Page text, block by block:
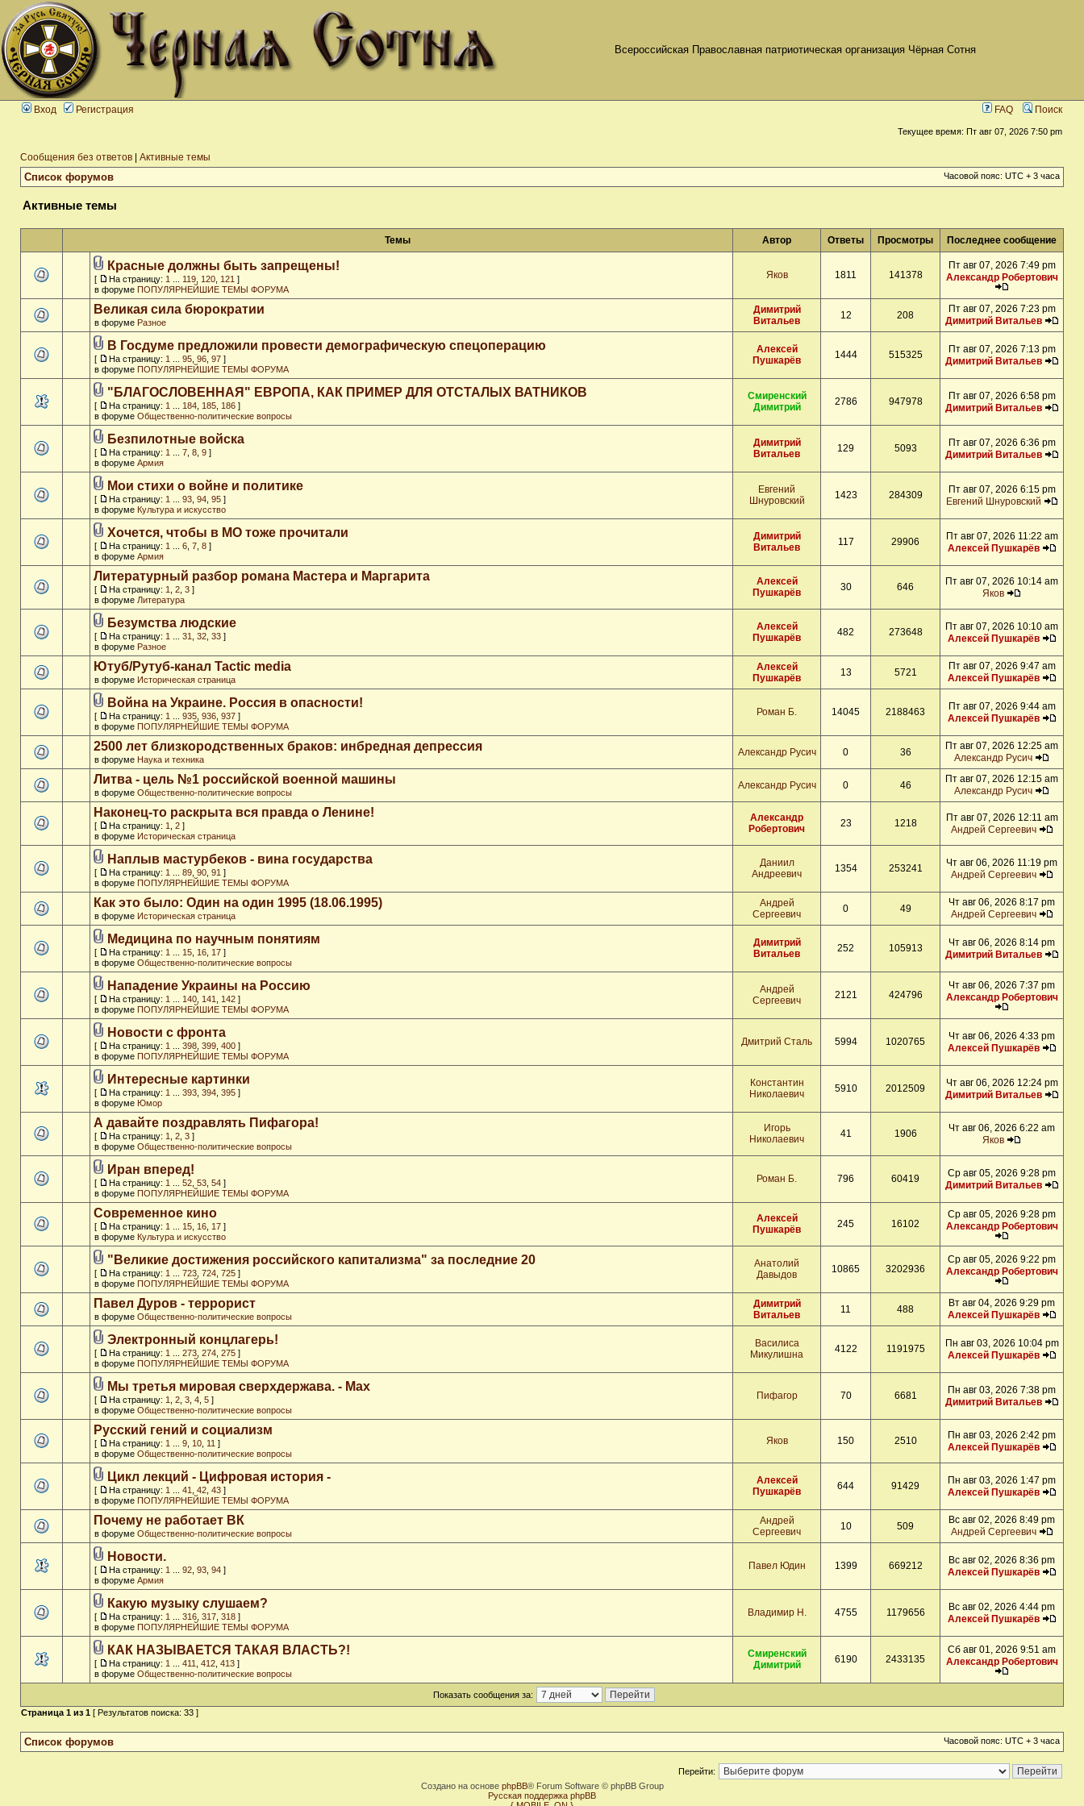
Всероссийская Православная патриотическая организация Чёрная Сотня
Вход Регистрация FAQ Поиск
Текущее время: Пт авг 07, 2026 7:50 pm
Сообщения без ответов Активные темы
Список форумов Часовой пояс: UTC + 3 часа
Активные темы
Темы Автор Ответы Просмотры Последнее сообщение
Красные должны быть запрещены!
[ На страницу: 1 119 120 121 ]
в форуме ПОПУЛЯРНЕЙШИЕ ТЕМЫ ФОРУМА
Яков 1811 141378
Пт авг 07, 2026 7:49 pm
Александр Робертович
Великая сила бюрократии
в форуме Разное
Димитрий
Витальев
12 208
Пт авг 07, 2026 7:23 pm
Димитрий Витальев
В Госдуме предложили провести демографическую спецоперацию
[ На страницу: 1 95 96 97 ]
в форуме ПОПУЛЯРНЕЙШИЕ ТЕМЫ ФОРУМА
Алексей
Пушкарёв
1444 515325
Пт авг 07, 2026 7:13 pm
Димитрий Витальев
"БЛАГОСЛОВЕННАЯ" ЕВРОПА, КАК ПРИМЕР ДЛЯ ОТСТАЛЫХ ВАТНИКОВ
[ На страницу: 1 184 185 186 ]
в форуме Общественно-политические вопросы
Смиренский
Димитрий
2786 947978
Пт авг 07, 2026 6:58 pm
Димитрий Витальев
Безпилотные войска
[ На страницу: 1 7 8 9 ]
в форуме Армия
Димитрий
Витальев
129 5093
Пт авг 07, 2026 6:36 pm
Димитрий Витальев
Мои стихи о войне и политике
[ На страницу: 1 93 94 95 ]
в форуме Культура и искусство
Евгений
Шнуровский
1423 284309
Пт авг 07, 2026 6:15 pm
Евгений Шнуровский
Хочется, чтобы в МО тоже прочитали
[ На страницу: 1 6 7 8 ]
в форуме Армия
Димитрий
Витальев
117 29906
Пт авг 07, 2026 11:22 am
Алексей Пушкарёв
Литературный разбор романа Мастера и Маргарита
[ На страницу: 1 2 3 ]
в форуме Литература
Алексей
Пушкарёв
30 646
Пт авг 07, 2026 10:14 am
Яков
Безумства людские
[ На страницу: 1 31 32 33 ]
в форуме Разное
Алексей
Пушкарёв
482 273648
Пт авг 07, 2026 10:10 am
Алексей Пушкарёв
Ютуб/Рутуб-канал Tactic media
в форуме Историческая страница
Алексей
Пушкарёв
13 5721
Пт авг 07, 2026 9:47 am
Алексей Пушкарёв
Война на Украине. Россия в опасности!
[ На страницу: 1 935 936 937 ]
в форуме ПОПУЛЯРНЕЙШИЕ ТЕМЫ ФОРУМА
Роман Б. 14045 2188463
Пт авг 07, 2026 9:44 am
Алексей Пушкарёв
2500 лет близкородственных браков: инбредная депрессия
в форуме Наука и техника
Александр Русич 0 36
Пт авг 07, 2026 12:25 am
Александр Русич
Литва - цель №1 российской военной машины
в форуме Общественно-политические вопросы
Александр Русич 0 46
Пт авг 07, 2026 12:15 am
Александр Русич
Наконец-то раскрыта вся правда о Ленине!
[ На страницу: 1 2 ]
в форуме Историческая страница
Александр
Робертович
23 1218
Пт авг 07, 2026 12:11 am
Андрей Сергеевич
Наплыв мастурбеков - вина государства
[ На страницу: 1 89 90 91 ]
в форуме ПОПУЛЯРНЕЙШИЕ ТЕМЫ ФОРУМА
Даниил
Андреевич
1354 253241
Чт авг 06, 2026 11:19 pm
Андрей Сергеевич
Как это было: Один на один 1995 (18.06.1995)
в форуме Историческая страница
Андрей
Сергеевич
0 49
Чт авг 06, 2026 8:17 pm
Андрей Сергеевич
Медицина по научным понятиям
[ На страницу: 1 15 16 17 ]
в форуме Общественно-политические вопросы
Димитрий
Витальев
252 105913
Чт авг 06, 2026 8:14 pm
Димитрий Витальев
Нападение Украины на Россию
[ На страницу: 1 140 141 142 ]
в форуме ПОПУЛЯРНЕЙШИЕ ТЕМЫ ФОРУМА
Андрей
Сергеевич
2121 424796
Чт авг 06, 2026 7:37 pm
Александр Робертович
Новости с фронта
[ На страницу: 1 398 399 400 ]
в форуме ПОПУЛЯРНЕЙШИЕ ТЕМЫ ФОРУМА
Дмитрий Сталь 5994 1020765
Чт авг 06, 2026 4:33 pm
Алексей Пушкарёв
Интересные картинки
[ На страницу: 1 393 394 395 ]
в форуме Юмор
Константин
Николаевич
5910 2012509
Чт авг 06, 2026 12:24 pm
Димитрий Витальев
А давайте поздравлять Пифагора!
[ На страницу: 1 2 3 ]
в форуме Общественно-политические вопросы
Игорь
Николаевич
41 1906
Чт авг 06, 2026 6:22 am
Яков
Иран вперед!
[ На страницу: 1 52 53 54 ]
в форуме ПОПУЛЯРНЕЙШИЕ ТЕМЫ ФОРУМА
Роман Б. 796 60419
Ср авг 05, 2026 9:28 pm
Димитрий Витальев
Современное кино
[ На страницу: 1 15 16 17 ]
в форуме Культура и искусство
Алексей
Пушкарёв
245 16102
Ср авг 05, 2026 9:28 pm
Александр Робертович
"Великие достижения российского капитализма" за последние 20
[ На страницу: 1 723 724 725 ]
в форуме ПОПУЛЯРНЕЙШИЕ ТЕМЫ ФОРУМА
Анатолий
Давыдов
10865 3202936
Ср авг 05, 2026 9:22 pm
Александр Робертович
Павел Дуров - террорист
в форуме Общественно-политические вопросы
Димитрий
Витальев
11 488
Вт авг 04, 2026 9:29 pm
Алексей Пушкарёв
Электронный концлагерь!
[ На страницу: 1 273 274 275 ]
в форуме ПОПУЛЯРНЕЙШИЕ ТЕМЫ ФОРУМА
Василиса
Микулишна
4122 1191975
Пн авг 03, 2026 10:04 pm
Алексей Пушкарёв
Мы третья мировая сверхдержава. - Max
[ На страницу: 1 2 3 4 5 ]
в форуме Общественно-политические вопросы
Пифагор 70 6681
Пн авг 03, 2026 7:38 pm
Димитрий Витальев
Русский гений и социализм
[ На страницу: 1 9 10 11 ]
в форуме Общественно-политические вопросы
Яков 150 2510
Пн авг 03, 2026 2:42 pm
Алексей Пушкарёв
Цикл лекций - Цифровая история -
[ На страницу: 1 41 42 43 ]
в форуме ПОПУЛЯРНЕЙШИЕ ТЕМЫ ФОРУМА
Алексей
Пушкарёв
644 91429
Пн авг 03, 2026 1:47 pm
Алексей Пушкарёв
Почему не работает ВК
в форуме Общественно-политические вопросы
Андрей
Сергеевич
10 509
Вс авг 02, 2026 8:49 pm
Андрей Сергеевич
Новости.
[ На страницу: 1 92 93 94 ]
в форуме Армия
Павел Юдин 1399 669212
Вс авг 02, 2026 8:36 pm
Алексей Пушкарёв
Какую музыку слушаем?
[ На страницу: 1 316 317 318 ]
в форуме ПОПУЛЯРНЕЙШИЕ ТЕМЫ ФОРУМА
Владимир Н. 4755 1179656
Вс авг 02, 2026 4:44 pm
Алексей Пушкарёв
КАК НАЗЫВАЕТСЯ ТАКАЯ ВЛАСТЬ?!
[ На страницу: 1 411 412 413 ]
в форуме Общественно-политические вопросы
Смиренский
Димитрий
6190 2433135
Сб авг 01, 2026 9:51 am
Александр Робертович
Показать сообщения за:
Страница 1 из 1 [ Результатов поиска: 33 ]
Список форумов Часовой пояс: UTC + 3 часа
Перейти:
Создано на основе phpBB® Forum Software © phpBB Group
Русская поддержка phpBB